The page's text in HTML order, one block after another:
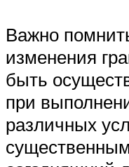
Важно
изменения
быть
при
различных